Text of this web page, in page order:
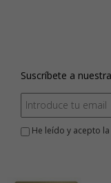
Suscríbete a
He leído y acepto la